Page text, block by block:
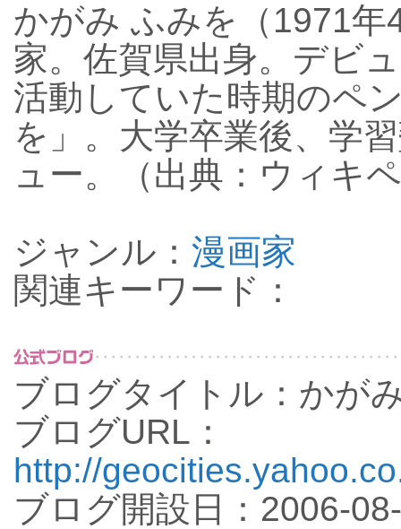
かがみ ふみを（1971年
家。佐賀県出身。デビ
活動していた時期のペ
を」。大学卒業後、学
ュー。（出典：ウィキ
ジャンル： 漫画家
関連キーワード：
ブログタイトル：かが
ブログURL：
http://
ブログ開設日：2006-